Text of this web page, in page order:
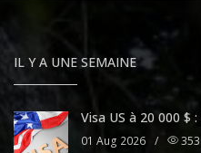
IL Y A UNE SEMAINE
Visa US à 20 000 $
01 Aug 2026 /